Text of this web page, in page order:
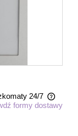
24/7
formy dostawy